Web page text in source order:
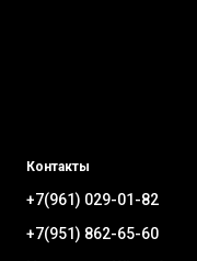
Контакты
+7(961) 029-01-82
+7(951) 862-65-60